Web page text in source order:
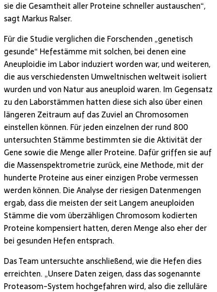
sie die Gesamtheit aller Proteine schneller austauschen“,
sagt Markus Ralser.
Für die Studie verglichen die Forschenden „genetisch
gesunde“ Hefestämme mit solchen, bei denen eine
Aneuploidie im Labor induziert worden war, und weiteren,
die aus verschiedensten Umweltnischen weltweit isoliert
wurden und von Natur aus aneuploid waren. Im Gegensatz
zu den Laborstämmen hatten diese sich also über einen
längeren Zeitraum auf das Zuviel an Chromosomen
einstellen können. Für jeden einzelnen der rund 800
untersuchten Stämme bestimmten sie die Aktivität der
Gene sowie die Menge aller Proteine. Dafür griffen sie auf
die Massenspektrometrie zurück, eine Methode, mit der
hunderte Proteine aus einer einzigen Probe vermessen
werden können. Die Analyse der riesigen Datenmengen
ergab, dass die meisten der seit Langem aneuploiden
Stämme die vom überzähligen Chromosom kodierten
Proteine kompensiert hatten, deren Menge also eher der
bei gesunden Hefen entsprach.
Das Team untersuchte anschließend, wie die Hefen dies
erreichten. „Unsere Daten zeigen, dass das sogenannte
Proteasom-System hochgefahren wird, also die zelluläre